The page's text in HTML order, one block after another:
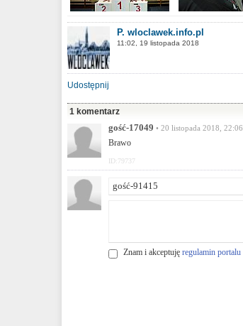
P. wloclawek.info.pl
11:02, 19 listopada 2018
Udostępnij
1 komentarz
gość-17049 • 20 listopada 2018, 22:06
Brawo
ID:79737
Znam i akceptuję regulamin portalu